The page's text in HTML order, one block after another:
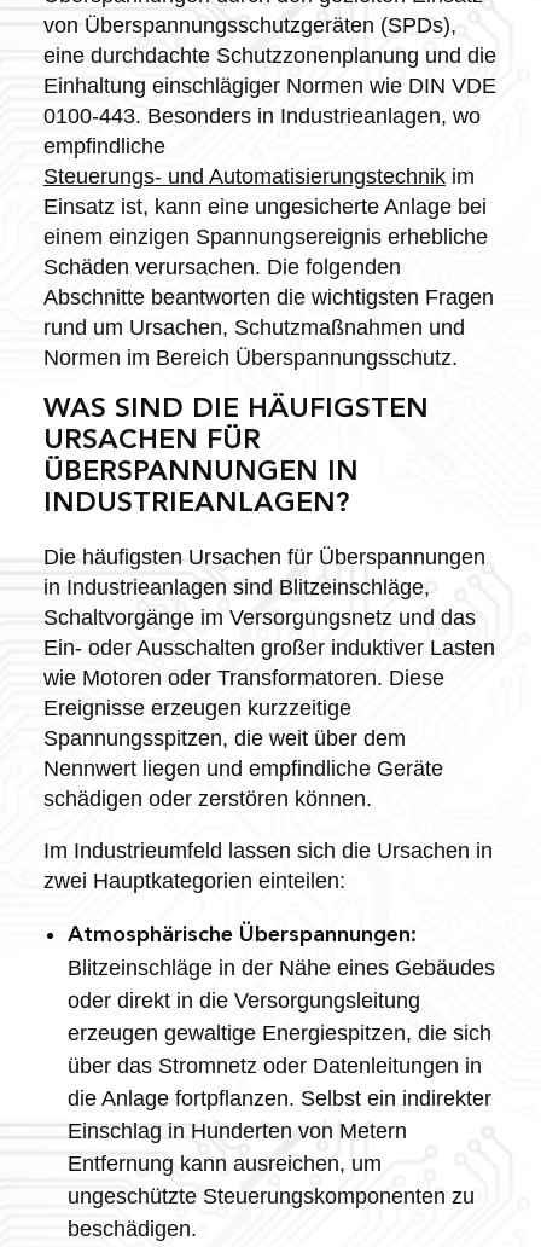
von Überspannungsschutzgeräten (SPDs),
eine durchdachte Schutzzonenplanung und die
Einhaltung einschlägiger Normen wie DIN VDE
0100-443. Besonders in Industrieanlagen, wo
empfindliche
Steuerungs- und Automatisierungstechnikim
Einsatz ist, kann eine ungesicherte Anlage bei
einem einzigen Spannungsereignis erhebliche
Schäden verursachen. Die folgenden
Abschnitte beantworten die wichtigsten Fragen
rund um Ursachen, Schutzmaßnahmen und
Normen im Bereich Überspannungsschutz.
WAS SIND DIE HÄUFIGSTEN
URSACHEN FÜR
ÜBERSPANNUNGEN IN
INDUSTRIEANLAGEN?
Die häufigsten Ursachen für Überspannungen
in Industrieanlagen sind Blitzeinschläge,
Schaltvorgänge im Versorgungsnetz und das
Ein- oder Ausschalten großer induktiver Lasten
wie Motoren oder Transformatoren. Diese
Ereignisse erzeugen kurzzeitige
Spannungsspitzen, die weit über dem
Nennwert liegen und empfindliche Geräte
schädigen oder zerstören können.
Im Industrieumfeld lassen sich die Ursachen in
zwei Hauptkategorien einteilen:
Atmosphärische Überspannungen:
Blitzeinschläge in der Nähe eines Gebäudes
oder direkt in die Versorgungsleitung
erzeugen gewaltige Energiespitzen, die sich
über das Stromnetz oder Datenleitungen in
die Anlage fortpflanzen. Selbst ein indirekter
Einschlag in Hunderten von Metern
Entfernung kann ausreichen, um
ungeschützte Steuerungskomponenten zu
beschädigen.